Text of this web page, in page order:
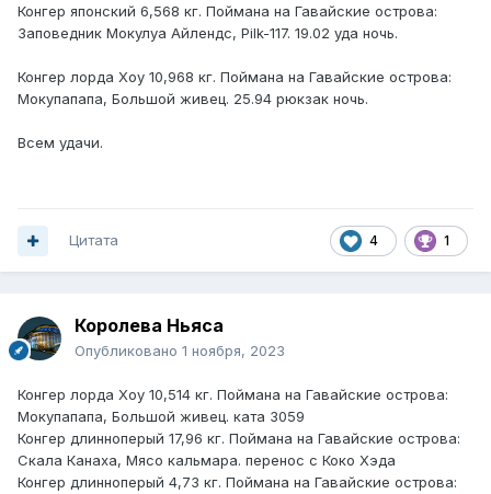
Конгер японский 6,568 кг. Поймана на Гавайские острова:
Заповедник Мокулуа Айлендс, Pilk-117. 19.02 уда ночь.
Конгер лорда Хоу 10,968 кг. Поймана на Гавайские острова:
Мокупапапа, Большой живец. 25.94 рюкзак ночь.
Всем удачи.
4 1
Цитата
Королева Ньяса
Опубликовано 1 ноября, 2023
Конгер лорда Хоу 10,514 кг. Поймана на Гавайские острова:
Мокупапапа, Большой живец. ката 3059
Конгер длинноперый 17,96 кг. Поймана на Гавайские острова:
Скала Канаха, Мясо кальмара. перенос с Коко Хэда
Конгер длинноперый 4,73 кг. Поймана на Гавайские острова: